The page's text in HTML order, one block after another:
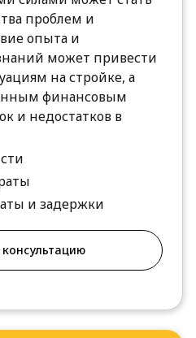
проблем и
опыта и
может привести
на стройке, а
финансовым
и недостатков в
и задержки